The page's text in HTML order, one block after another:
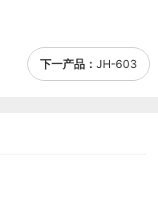
下一产品： JH-603